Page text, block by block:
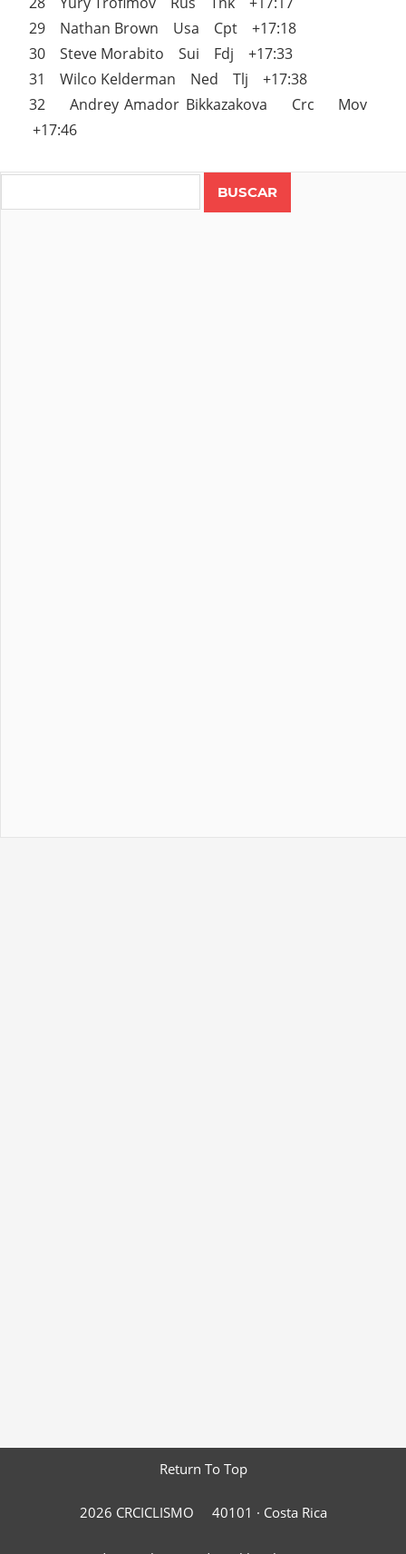
29 Nathan Brown Usa Cpt +17:18
30 Steve Morabito Sui Fdj +17:33
31 Wilco Kelderman Ned Tlj +17:38
32 Andrey Amador Bikkazakova Crc Mov
+17:46
Return To Top
2026 CRCICLISMO 40101 · Costa Rica